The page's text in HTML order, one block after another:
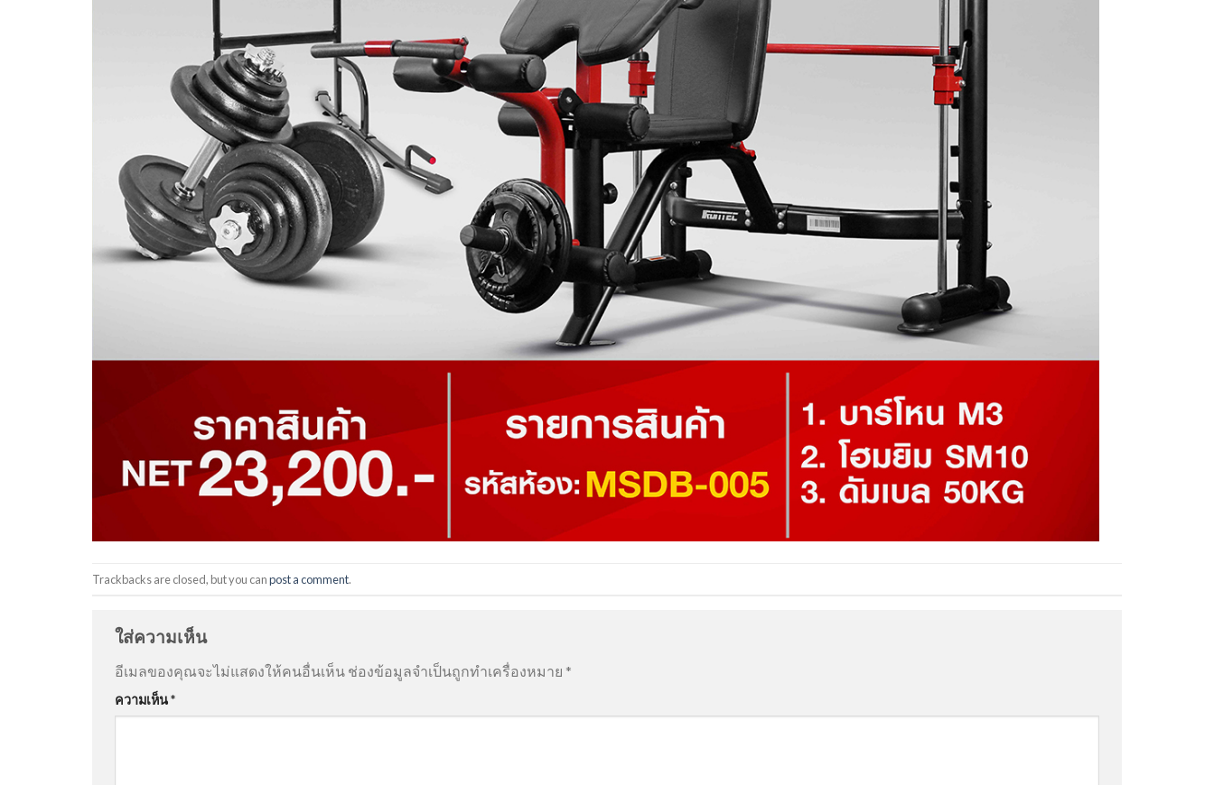
Trackbacks are closed, but you canpost a comment.
ใส่ความเห็น
อีเมลของคุณจะไม่แสดงให้คนอื่นเห็น ช่องข้อมูลจำเป็นถูกทำเครื่องหมาย *
ความเห็น*